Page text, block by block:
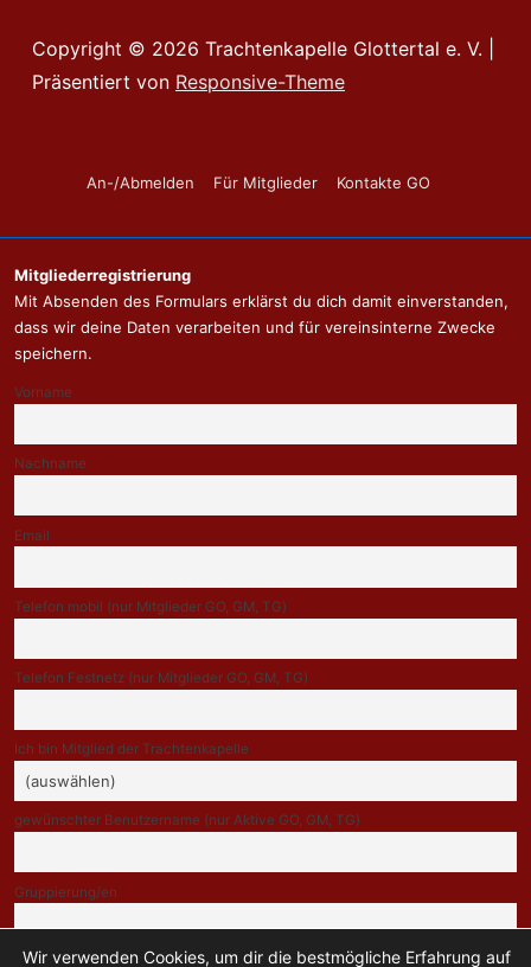
Copyright © 2026 Trachtenkapelle Glottertal e. V.
Präsentiert von Responsive-Theme
Footer-
An-/Abmelden Für Mitglieder Kontakte GO
Mitgliederregistrierung
Mit Absenden des Formulars erklärst du dich damit einverstanden,
dass wir deine Daten verarbeiten und für vereinsinterne Zwecke
speichern.
Vorname
Nachname
Email
Telefon mobil (nur Mitglieder GO, GM, TG)
Telefon Festnetz (nur Mitglieder GO, GM, TG)
Ich bin Mitglied der Trachtenkapelle
gewünschter Benutzername (nur Aktive GO, GM, TG)
Gruppierung/en
Wir verwenden Cookies, um dir die bestmögliche Erfahrung auf